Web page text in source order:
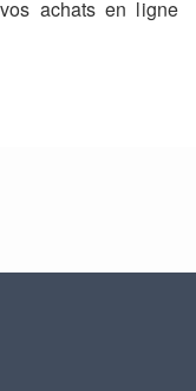
achats en ligne